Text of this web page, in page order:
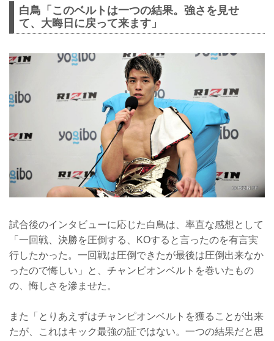
白鳥「このベルトは一つの結果。強さを見せ
て、大晦日に戻って来ます」
試合後のインタビューに応じた白鳥は、率直な感想として
「一回戦、決勝を圧倒する、KOすると言ったのを有言実
行したかった。一回戦は圧倒できたが最後は圧倒出来なか
ったので悔しい」と、チャンピオンベルトを巻いたもの
の、悔しさを滲ませた。
また「とりあえずはチャンピオンベルトを獲ることが出来
たが、これはキック最強の証ではない。一つの結果だと思